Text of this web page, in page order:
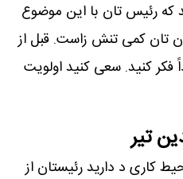
که رئیس تان با این موضوع
تان کمی تنش زاست. قبل از
فکر کنید. سعی کنید اولویت
تیر
کاری د دارید رئیستان از